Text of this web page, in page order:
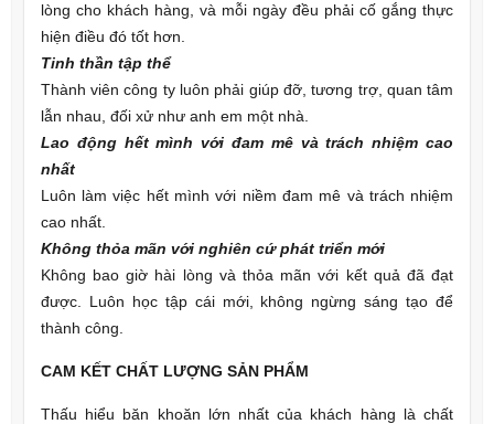
lòng cho khách hàng, và mỗi ngày đều phải cố gắng thực
hiện điều đó tốt hơn.
Tinh thần tập thể
Thành viên công ty luôn phải giúp đỡ, tương trợ, quan tâm
lẫn nhau, đối xử như anh em một nhà.
Lao động hết mình với đam mê và trách nhiệm cao
nhất
Luôn làm việc hết mình với niềm đam mê và trách nhiệm
cao nhất.
Không thỏa mãn với nghiên cứ phát triển mới
Không bao giờ hài lòng và thỏa mãn với kết quả đã đạt
được. Luôn học tập cái mới, không ngừng sáng tạo để
thành công.
CAM KẾT CHẤT LƯỢNG SẢN PHẨM
Thấu hiểu băn khoăn lớn nhất của khách hàng là chất